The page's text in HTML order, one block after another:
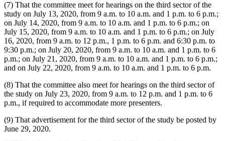
(7) That the committee meet for hearings on the third sector of the
study on July 13, 2020, from 9 a.m. to 10 a.m. and 1 p.m. to 6 p.m.;
on July 14, 2020, from 9 a.m. to 10 a.m. and 1 p.m. to 6 p.m.; on
July 15, 2020, from 9 a.m. to 10 a.m. and 1 p.m. to 6 p.m.; on July
16, 2020, from 9 a.m. to 12 p.m., 1 p.m. to 6 p.m. and 6:30 p.m. to
9:30 p.m.; on July 20, 2020, from 9 a.m. to 10 a.m. and 1 p.m. to 6
p.m.; on July 21, 2020, from 9 a.m. to 10 a.m. and 1 p.m. to 6 p.m.;
and on July 22, 2020, from 9 a.m. to 10 a.m. and 1 p.m. to 6 p.m.
(8) That the committee also meet for hearings on the third sector of
the study on July 23, 2020, from 9 a.m. to 12 p.m. and 1 p.m. to 6
p.m., if required to accommodate more presenters.
(9) That advertisement for the third sector of the study be posted by
June 29, 2020.